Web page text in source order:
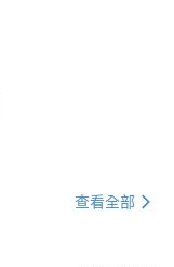
查看全部